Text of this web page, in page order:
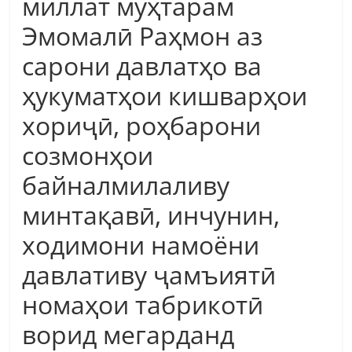
Эмомалӣ Раҳмон аз
сарони давлатҳо ва
ҳукуматҳои кишварҳои
хориҷӣ, роҳбарони
созмонҳои
байналмилаливу
минтақавӣ, инчунин,
ходимони намоёни
давлативу ҷамъиятӣ
номаҳои табрикотӣ
ворид мегарданд